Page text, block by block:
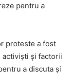
pentru a
proteste a fost
activiști și factorii
a discuta și